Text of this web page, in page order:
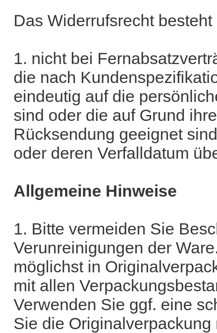
Das Widerrufsrecht besteht
1. nicht bei
die nach
eindeutig auf die
sind oder die auf Grund
Rücksendung geeignet
oder deren Verfalldatum
Allgemeine Hinweise
1. Bitte vermeiden Sie
Verunreinigungen der
möglichst in
mit allen
Verwenden Sie ggf. eine
Sie die